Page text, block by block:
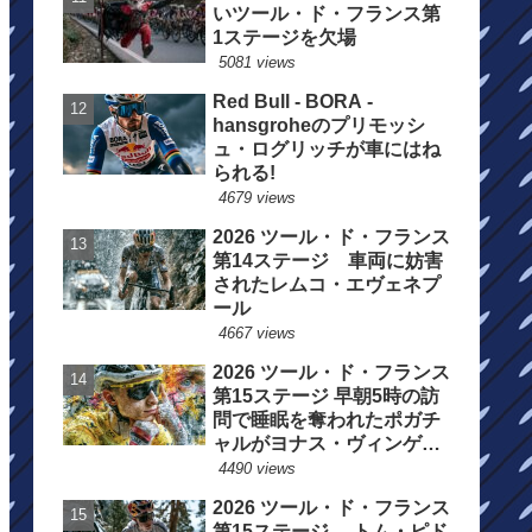
いツール・ド・フランス第
1ステージを欠場
5081 views
Red Bull - BORA -
hansgroheのプリモッシ
ュ・ログリッチが車にはね
られる!
4679 views
2026 ツール・ド・フランス
第14ステージ 車両に妨害
されたレムコ・エヴェネプ
ール
4667 views
2026 ツール・ド・フランス
第15ステージ 早朝5時の訪
問で睡眠を奪われたポガチ
ャルがヨナス・ヴィンゲゴ
ーの離脱を惜しむ
4490 views
2026 ツール・ド・フランス